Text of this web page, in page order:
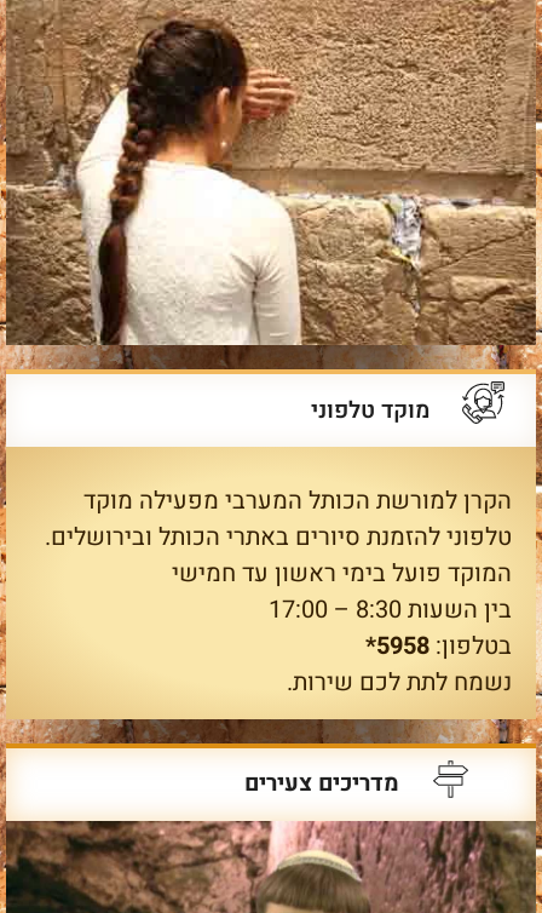
מוקד טלפוני
הקרן למורשת הכותל המערבי מפעילה מוקד
טלפוני להזמנת סיורים באתרי הכותל ובירושלים.
המוקד פועל בימי ראשון עד חמישי
בין השעות 8:30 – 17:00
בטלפון: 5958*
נשמח לתת לכם שירות.
מדריכים צעירים